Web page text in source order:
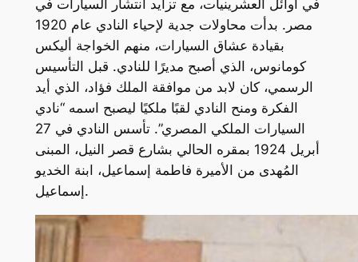
في أوائل العشرينيات، مع تزايد انتشار السيارات في
مصر. بدأت محاولات جدية لإحياء النادي عام 1920
بقيادة عشاق السيارات، منهم الخواجة أليكس
كومانوس، الذي أصبح مديرًا للنادي. قبل التأسيس
الرسمي، كان لابد من موافقة الملك فؤاد، الذي أيد
الفكرة ومنح النادي لقبًا ملكيًا ليصبح اسمه “نادي
السيارات الملكي المصري”. تأسس النادي في 27
أبريل 1924 بمقره الحالي بشارع قصر النيل، المبنى
المُهدى من الأميرة فاطمة إسماعيل، ابنة الخديو
إسماعيل.